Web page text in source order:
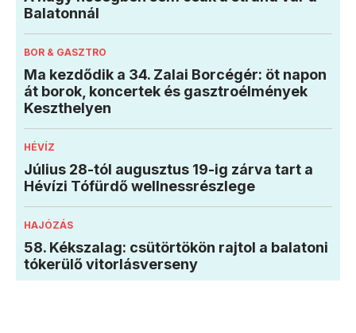
Balatonnál
BOR & GASZTRO
Ma kezdődik a 34. Zalai Borcégér: öt napon
át borok, koncertek és gasztroélmények
Keszthelyen
HÉVÍZ
Július 28-tól augusztus 19-ig zárva tart a
Hévízi Tófürdő wellnessrészlege
HAJÓZÁS
58. Kékszalag: csütörtökön rajtol a balatoni
tókerülő vitorlásverseny